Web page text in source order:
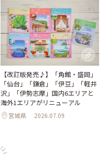
【改訂版発売♪】「角館・盛岡」
「仙台」「鎌倉」「伊豆」「軽井
沢」「伊勢志摩」国内6エリアと
海外1エリアがリニューアル
宮城県 2026.07.09